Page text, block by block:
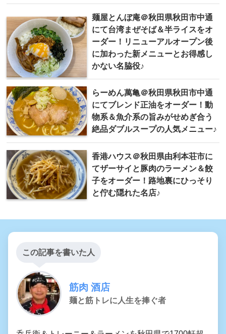
麺屋とんぼ庵＠秋田県秋田市中通
にて台湾まぜそば＆半ライスをオ
ーダー！リニューアルオープン後
に加わった新メニューとお得感し
かない名脇役♪
らーめん萬亀＠秋田県秋田市中通
にてブレンド正油をオーダー！動
物系＆魚介系の旨みがせめぎ合う
絶品ダブルスープの人気メニュー♪
香港ハウス＠秋田県由利本荘市に
てザーサイと豚肉のラーメン＆餃
子をオーダー！路地裏にひっそり
と佇む隠れた名店♪
この記事を書いた人
筋肉 酒店
麺と筋トレに人生を捧ぐ者